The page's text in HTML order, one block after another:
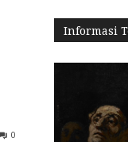
0
Informasi